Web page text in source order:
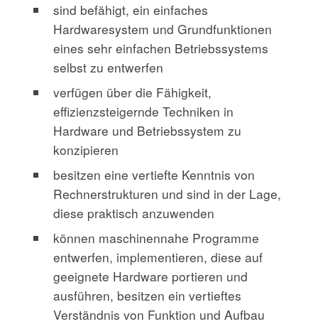
sind befähigt, ein einfaches
Hardwaresystem und Grundfunktionen
eines sehr einfachen Betriebssystems
selbst zu entwerfen
verfügen über die Fähigkeit,
effizienzsteigernde Techniken in
Hardware und Betriebssystem zu
konzipieren
besitzen eine vertiefte Kenntnis von
Rechnerstrukturen und sind in der Lage,
diese praktisch anzuwenden
können maschinennahe Programme
entwerfen, implementieren, diese auf
geeignete Hardware portieren und
ausführen, besitzen ein vertieftes
Verständnis von Funktion und Aufbau